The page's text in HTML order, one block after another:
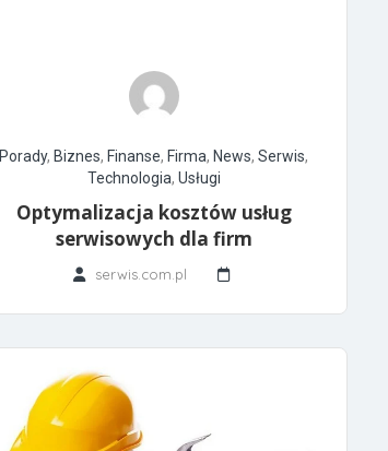
Porady, Biznes, Finanse, Firma, News, Serwis,
Technologia, Usługi
Optymalizacja kosztów usług
serwisowych dla firm
serwis.com.pl